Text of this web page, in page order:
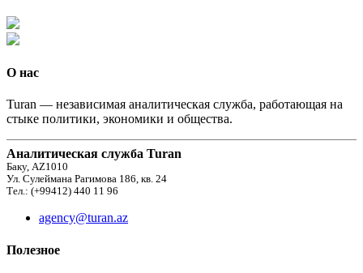
О нас
Turan — независимая аналитическая служба, работающая на
стыке политики, экономики и общества.
Аналитическая служба Turan
Баку, AZ1010
Ул. Сулеймана Рагимова 186, кв. 24
Тел.: (+99412) 440 11 96
agency@turan.az
Полезное